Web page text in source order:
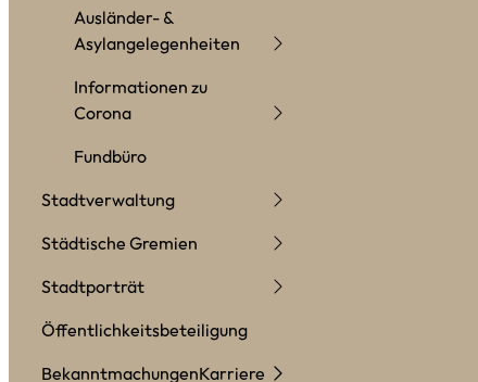
Ausländer- &
Asylangelegenheiten
Informationen zu
Corona
Fundbüro
Stadtverwaltung
Städtische Gremien
Stadtporträt
Öffentlichkeitsbeteiligung
BekanntmachungenKarriere